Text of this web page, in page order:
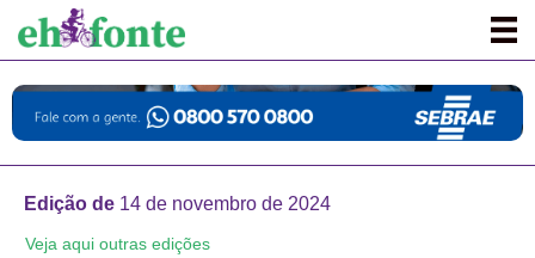
Edição de 14 de novembro de 2024
Veja aqui outras edições